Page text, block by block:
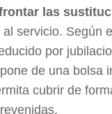
las
al servicio. Según
por
de una bolsa
cubrir de